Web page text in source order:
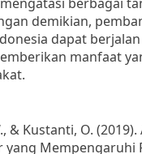
demikian,
dapat
manfaat
& Kustanti, O. (2019).
yang Mempengaruhi